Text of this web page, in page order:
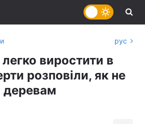
рус
виростити в
розповіли, як не
деревам